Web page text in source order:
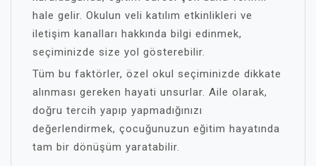
hale gelir. Okulun veli katılım etkinlikleri ve
iletişim kanalları hakkında bilgi edinmek,
seçiminizde size yol gösterebilir.
Tüm bu faktörler, özel okul seçiminizde dikkate
alınması gereken hayati unsurlar. Aile olarak,
doğru tercih yapıp yapmadığınızı
değerlendirmek, çocuğunuzun eğitim hayatında
tam bir dönüşüm yaratabilir.